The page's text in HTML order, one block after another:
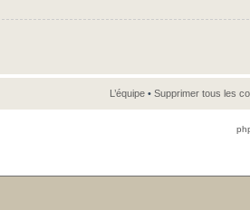
L’équipe • Supprimer tous les